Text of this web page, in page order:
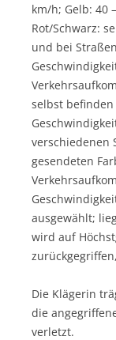
km/h; Gelb: 40
Rot/Schwarz:
und bei
selbst
verschiedenen
gesendeten
ausgewählt;
wird auf
Die Klägerin
die
verletzt.